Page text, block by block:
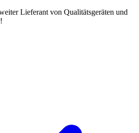
Lieferant von Qualitätsgeräten und